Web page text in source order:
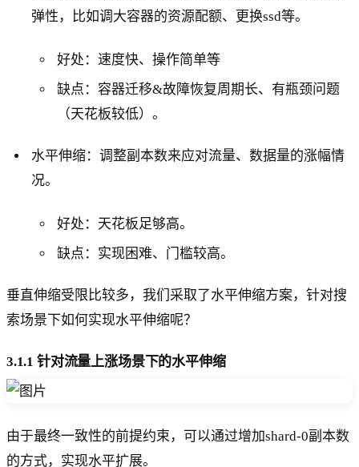
弹性，比如调大容器的资源配额、更换ssd等。
好处：速度快、操作简单等
缺点：容器迁移&故障恢复周期长、有瓶颈问题
（天花板较低）。
水平伸缩：调整副本数来应对流量、数据量的涨幅情
况。
好处：天花板足够高。
缺点：实现困难、门槛较高。
垂直伸缩受限比较多，我们采取了水平伸缩方案，针对搜
索场景下如何实现水平伸缩呢？
3.1.1 针对流量上涨场景下的水平伸缩
由于最终一致性的前提约束，可以通过增加shard-0副本数
的方式，实现水平扩展。